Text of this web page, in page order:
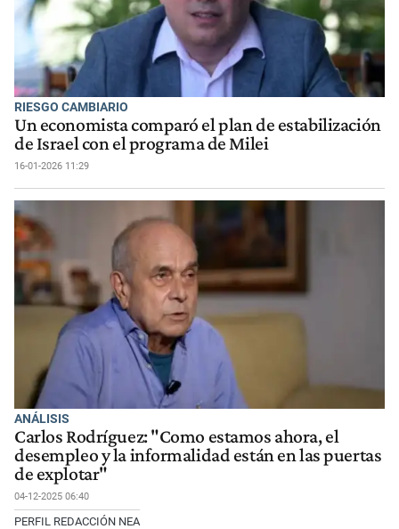
RIESGO CAMBIARIO
Un economista comparó el plan de estabilización
de Israel con el programa de Milei
16-01-2026 11:29
ANÁLISIS
Carlos Rodríguez: "Como estamos ahora, el
desempleo y la informalidad están en las puertas
de explotar"
04-12-2025 06:40
PERFIL REDACCIÓN NEA